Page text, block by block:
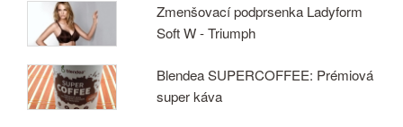
Zmenšovací podprsenka Ladyform
Soft W - Triumph
Blendea SUPERCOFFEE: Prémiová
super káva